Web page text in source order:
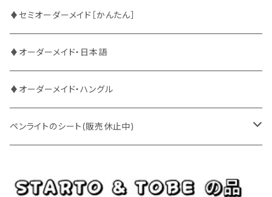
BUDDiiS
DXTEEN
ENHYPEN
EXO
ATEEZ
BLANK2Y
BOYNEXTDOOR
BUDDiiS
ファンサ
CRAVITY
ENHYPEN
EXO
♦セミオーダーメイド［かんたん］
♦オーダーメイド・日本語
♦オーダーメイド・ハングル
ペンライトのシート(販売休止中)